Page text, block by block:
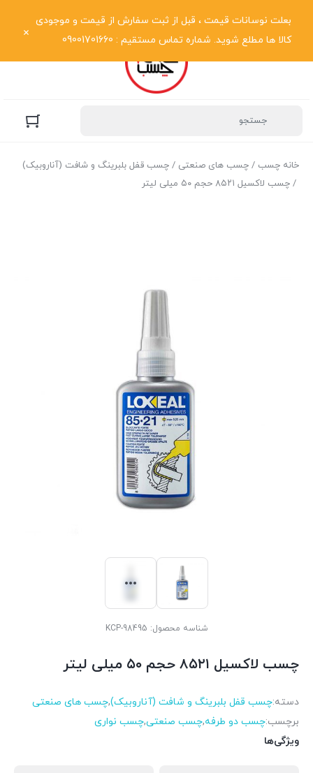
بعلت نوسانات قیمت ، قبل از ثبت سفارش از قیمت و موجودی
کالا ها مطلع شوید. شماره تماس مستقیم : 09001701660
خانه چسب / چسب های صنعتی / چسب قفل بلبرینگ و شافت (آناروبیک)
/ چسب لاکسیل ۸۵۲۱ حجم ۵۰ میلی لیتر
شناسه محصول: KCP-98495
چسب لاکسیل ۸۵۲۱ حجم ۵۰ میلی لیتر
دسته:چسب قفل بلبرینگ و شافت (آناروبیک),چسب های صنعتی
برچسب:چسب دو طرفه,چسب صنعتی,چسب نواری
ویژگی‌ها